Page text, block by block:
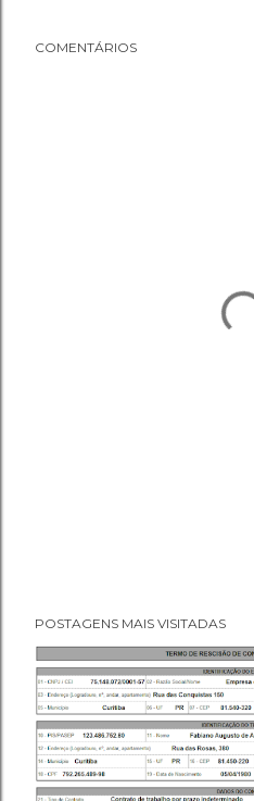
COMENTÁRIOS
POSTAGENS MAIS VISITADAS